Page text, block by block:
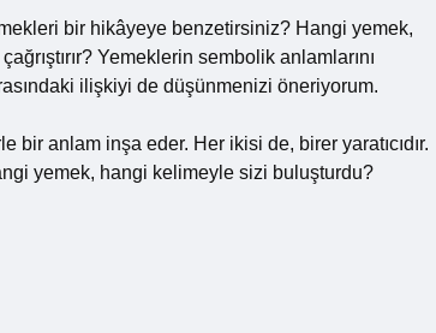
bir hikâyeye benzetirsiniz? Hangi yemek,
Yemeklerin sembolik anlamlarını
ilişkiyi de düşünmenizi öneriyorum.
bir anlam inşa eder. Her ikisi de, birer yaratıcıdır.
yemek, hangi kelimeyle sizi buluşturdu?